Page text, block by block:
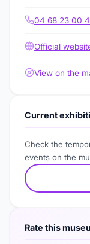
04 68 23 00
Official
View on the
Current
Check the
events on the
Rate this